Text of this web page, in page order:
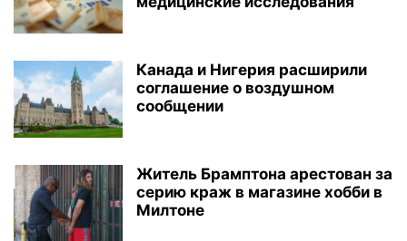
Канада и Нигерия расширили
соглашение о воздушном
сообщении
Житель Брамптона арестован за
серию краж в магазине хобби в
Милтоне